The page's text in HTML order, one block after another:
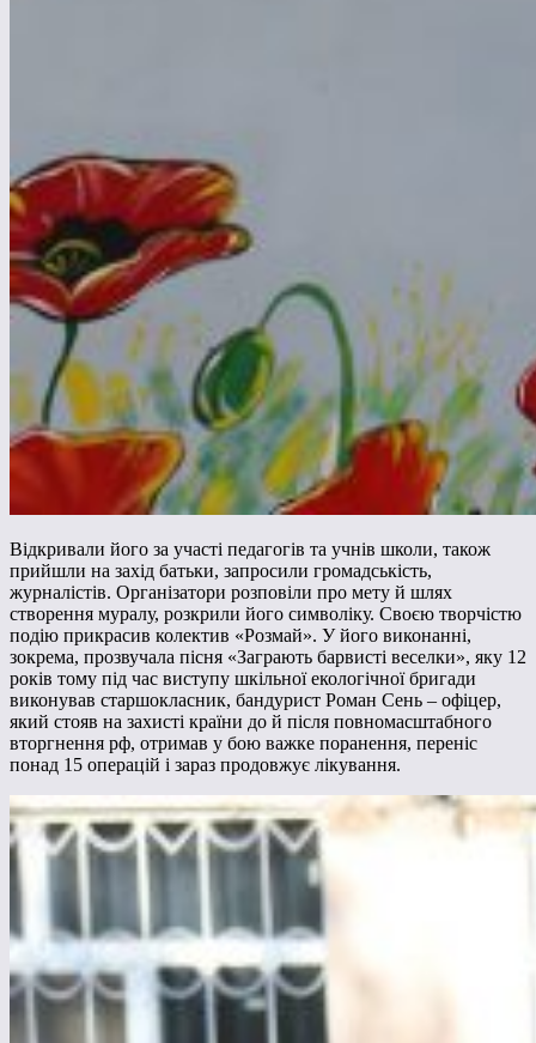
Відкривали його за участі педагогів та учнів школи, також
прийшли на захід батьки, запросили громадськість,
журналістів. Організатори розповіли про мету й шлях
створення муралу, розкрили його символіку. Своєю творчістю
подію прикрасив колектив «Розмай». У його виконанні,
зокрема, прозвучала пісня «Заграють барвисті веселки», яку 12
років тому під час виступу шкільної екологічної бригади
виконував старшокласник, бандурист Роман Сень – офіцер,
який стояв на захисті країни до й після повномасштабного
вторгнення рф, отримав у бою важке поранення, переніс
понад 15 операцій і зараз продовжує лікування.